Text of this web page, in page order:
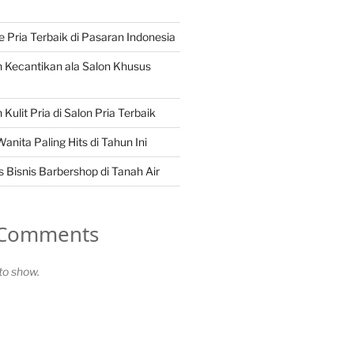
Pria Terbaik di Pasaran Indonesia
Kecantikan ala Salon Khusus
Pria di Salon Pria Terbaik
Paling Hits di Tahun Ini
Bisnis Barbershop di Tanah Air
show.